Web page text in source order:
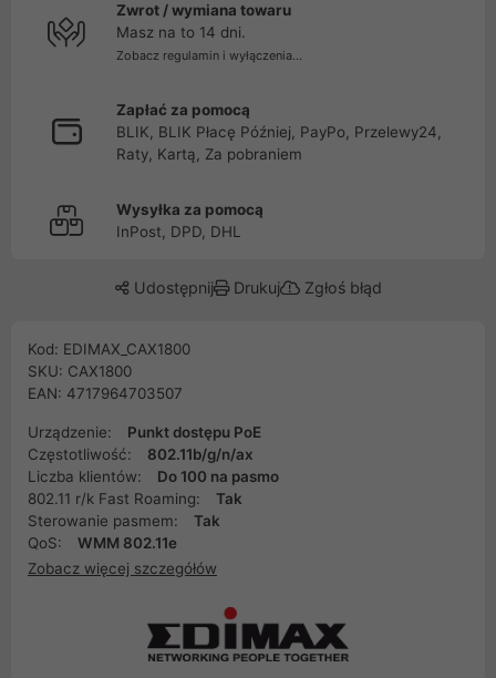
Zwrot / wymiana towaru
Masz na to 14 dni.
Zobacz regulamin i wyłączenia...
Zapłać za pomocą
BLIK, BLIK Płacę Później, PayPo, Przelewy24,
Raty, Kartą, Za pobraniem
Wysyłka za pomocą
InPost, DPD, DHL
Udostępnij Drukuj Zgłoś błąd
Kod: EDIMAX_CAX1800
SKU: CAX1800
EAN: 4717964703507
Urządzenie:
Punkt dostępu PoE
Częstotliwość:
802.11b/g/n/ax
Liczba klientów:
Do 100 na pasmo
802.11 r/k Fast Roaming:
Tak
Sterowanie pasmem:
Tak
QoS:
WMM 802.11e
Zobacz więcej szczegółów